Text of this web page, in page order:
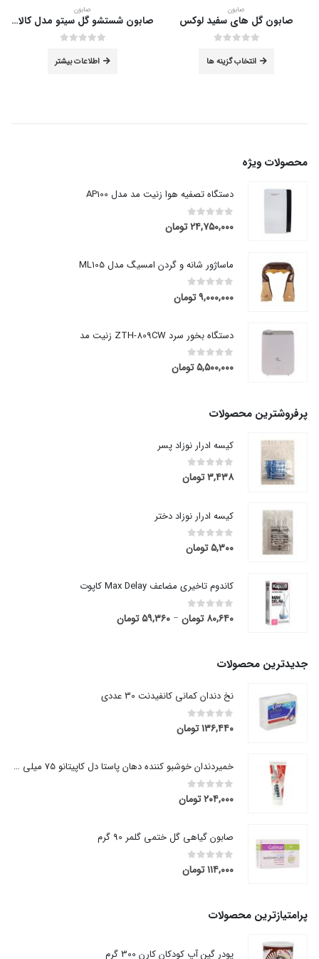
صابون
صابون گل های سفید لوکس
انتخاب گزینه ها
صابون
صابون شستشو گل سیتو مدل کالاندولا وزن 100 گرم
اطلاعات بیشتر
محصولات ویژه
دستگاه تصفیه هوا زنیت مد مدل AP100
۲۴,۷۵۰,۰۰۰تومان
ماساژور شانه و گردن امسیگ مدل ML105
۹,۰۰۰,۰۰۰تومان
دستگاه بخور سرد ZTH-809CW زنیت مد
۵,۵۰۰,۰۰۰تومان
پرفروشترین محصولات
کیسه ادرار نوزاد پسر
0
out of 5
۳,۴۳۸تومان
کیسه ادرار نوزاد دختر
۵,۳۰۰تومان
کاندوم تاخیری مضاعف Max Delay کاپوت
0
out of 5
۸۰,۶۴۰ تومان – ۵۹,۳۶۰تومان
جدیدترین محصولات
نخ دندان کمانی کانفیدنت 30 عددی
0
out of 5
۱۳۶,۴۴۰تومان
خمیردندان خوشبو کننده دهان پاستا دل کاپیتانو 75 میلی لیتر
۲۰۴,۰۰۰تومان
صابون گیاهی گل ختمی گلمر 90 گرم
۱۱۴,۰۰۰تومان
پرامتیازترین محصولات
پودر گین آپ کودکان کارن 300 گرم